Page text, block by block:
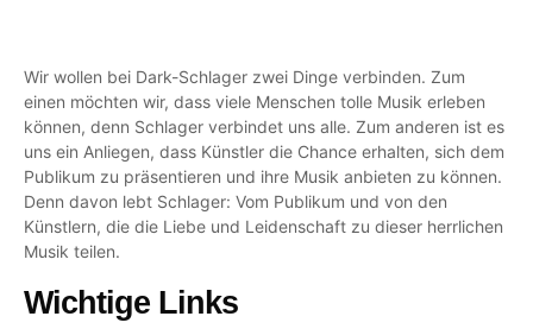
Wir wollen bei Dark-Schlager zwei Dinge verbinden. Zum
einen möchten wir, dass viele Menschen tolle Musik erleben
können, denn Schlager verbindet uns alle. Zum anderen ist es
uns ein Anliegen, dass Künstler die Chance erhalten, sich dem
Publikum zu präsentieren und ihre Musik anbieten zu können.
Denn davon lebt Schlager: Vom Publikum und von den
Künstlern, die die Liebe und Leidenschaft zu dieser herrlichen
Musik teilen.
Wichtige Links